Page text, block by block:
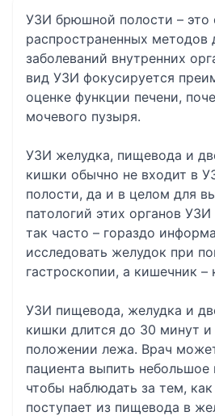
УЗИ брюшной полости – это
распространенных методов
заболеваний внутренних
вид УЗИ фокусируется
оценке функции печени,
мочевого пузыря.
УЗИ желудка, пищевода и
кишки обычно не входит в
полости, да и в целом для
патологий этих органов УЗИ
так часто – гораздо
исследовать желудок при
гастроскопии, а кишечник –
УЗИ пищевода, желудка и
кишки длится до 30 минут и
положении лежа. Врач
пациента выпить
чтобы наблюдать за тем,
поступает из пищевода в